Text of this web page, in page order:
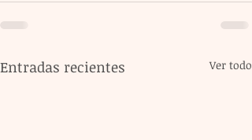
Entradas recientes Ver todo